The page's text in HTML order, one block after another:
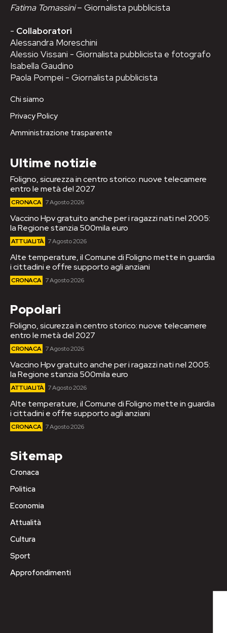
Fatima Tomassini– Giornalista pubblicista
- Collaboratori
Alessandra Moreschini
Alessio Vissani - Giornalista pubblicista e fotografo
Isabella Gaudino
Paola Pompei - Giornalista pubblicista
Chi siamo
Privacy Policy
Amministrazione trasparente
Ultime notizie
Foligno, sicurezza in centro storico: nuove telecamere
entro le metà del 2027
CRONACA 7 Agosto 2026
Vaccino Hpv gratuito anche per i ragazzi nati nel 2005:
la Regione stanzia 500mila euro
ATTUALITÀ 7 Agosto 2026
Alte temperature, il Comune di Foligno mette in guardia
i cittadini e offre supporto agli anziani
CRONACA 7 Agosto 2026
Popolari
Foligno, sicurezza in centro storico: nuove telecamere
entro le metà del 2027
CRONACA 7 Agosto 2026
Vaccino Hpv gratuito anche per i ragazzi nati nel 2005:
la Regione stanzia 500mila euro
ATTUALITÀ 7 Agosto 2026
Alte temperature, il Comune di Foligno mette in guardia
i cittadini e offre supporto agli anziani
CRONACA 7 Agosto 2026
Sitemap
Cronaca
Politica
Economia
Attualità
Cultura
Sport
Approfondimenti